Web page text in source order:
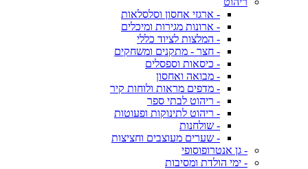
- ארגזי אחסון וסלסלאות
- ארונות מגירות ומיכלים
- המלצות לציוד כללי
- חצר - מתקנים ומשחקים
- כיסאות וספסלים
- מבואה ואחסון
- מדפים מראות ולוחות קיר
- ריהוט לבתי ספר
- ריהוט לתינוקות ופעוטות
- שולחנות
- שערים מעוצבים וחציצות
- גן אנטרופוסופי
- ימי הולדת ומסיבות